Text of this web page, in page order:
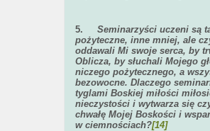
5. Seminarzyści uczeni są
pożyteczne, inne mniej, ale
oddawali Mi swoje serca, by
Oblicza, by słuchali Mojego
niczego pożytecznego, a
bezowocne. Dlaczego
tyglami Boskiej miłości
nieczystości i wytwarza się
chwałę Mojej Boskości i
w ciemnościach?[14]